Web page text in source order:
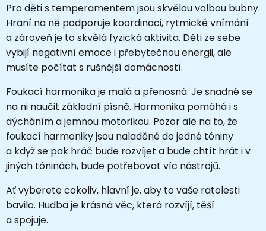
Pro děti s temperamentem jsou skvělou volbou bubny.
Hraní na ně podporuje koordinaci, rytmické vnímání
a zároveň je to skvělá fyzická aktivita. Děti ze sebe
vybijí negativní emoce i přebytečnou energii, ale
musíte počítat s rušnější domácností.
Foukací harmonika je malá a přenosná. Je snadné se
na ni naučit základní písně. Harmonika pomáhá i s
dýcháním a jemnou motorikou. Pozor ale na to, že
foukací harmoniky jsou naladěné do jedné tóniny
a když se pak hráč bude rozvíjet a bude chtít hrát i v
jiných tóninách, bude potřebovat víc nástrojů.
Ať vyberete cokoliv, hlavní je, aby to vaše ratolesti
bavilo. Hudba je krásná věc, která rozvíjí, těší
a spojuje.